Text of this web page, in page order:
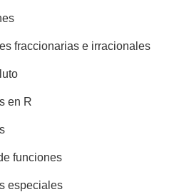
fraccionarias e irracionales
en R
funciones
especiales